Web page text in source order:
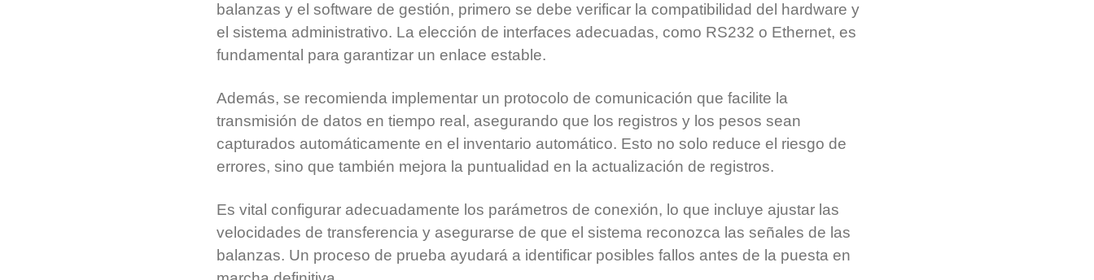
balanzas y el software de gestión, primero se debe verificar la compatibilidad del hardware y
el sistema administrativo. La elección de interfaces adecuadas, como RS232 o Ethernet, es
fundamental para garantizar un enlace estable.
Además, se recomienda implementar un protocolo de comunicación que facilite la
transmisión de datos en tiempo real, asegurando que los registros y los pesos sean
capturados automáticamente en el inventario automático. Esto no solo reduce el riesgo de
errores, sino que también mejora la puntualidad en la actualización de registros.
Es vital configurar adecuadamente los parámetros de conexión, lo que incluye ajustar las
velocidades de transferencia y asegurarse de que el sistema reconozca las señales de las
balanzas. Un proceso de prueba ayudará a identificar posibles fallos antes de la puesta en